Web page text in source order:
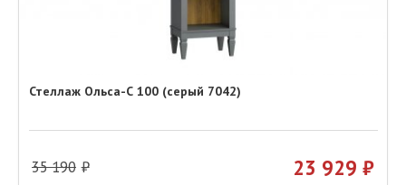
Стеллаж Ольса-С 100 (серый 7042)
35 190 23 929